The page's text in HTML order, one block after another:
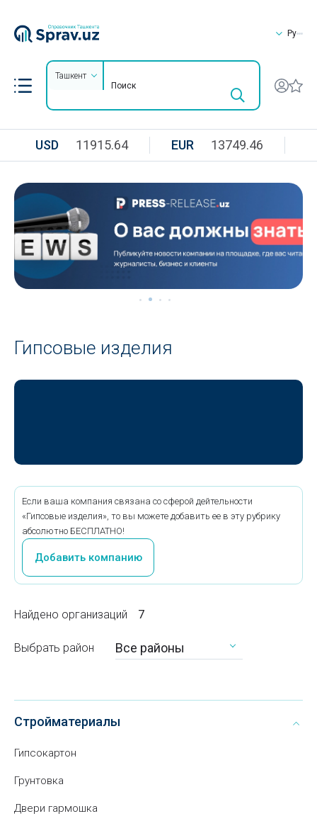
Ру
Ташкент
USD 11915.64 EUR 13749.46
Гипсовые изделия
Если ваша компания связана со сферой дейтельности
«Гипсовые изделия», то вы можете добавить ее в эту рубрику
абсолютно БЕСПЛАТНО!
Добавить компанию
Найдено организаций 7
Выбрать район Все районы
Стройматериалы
Гипсокартон
Грунтовка
Двери гармошка